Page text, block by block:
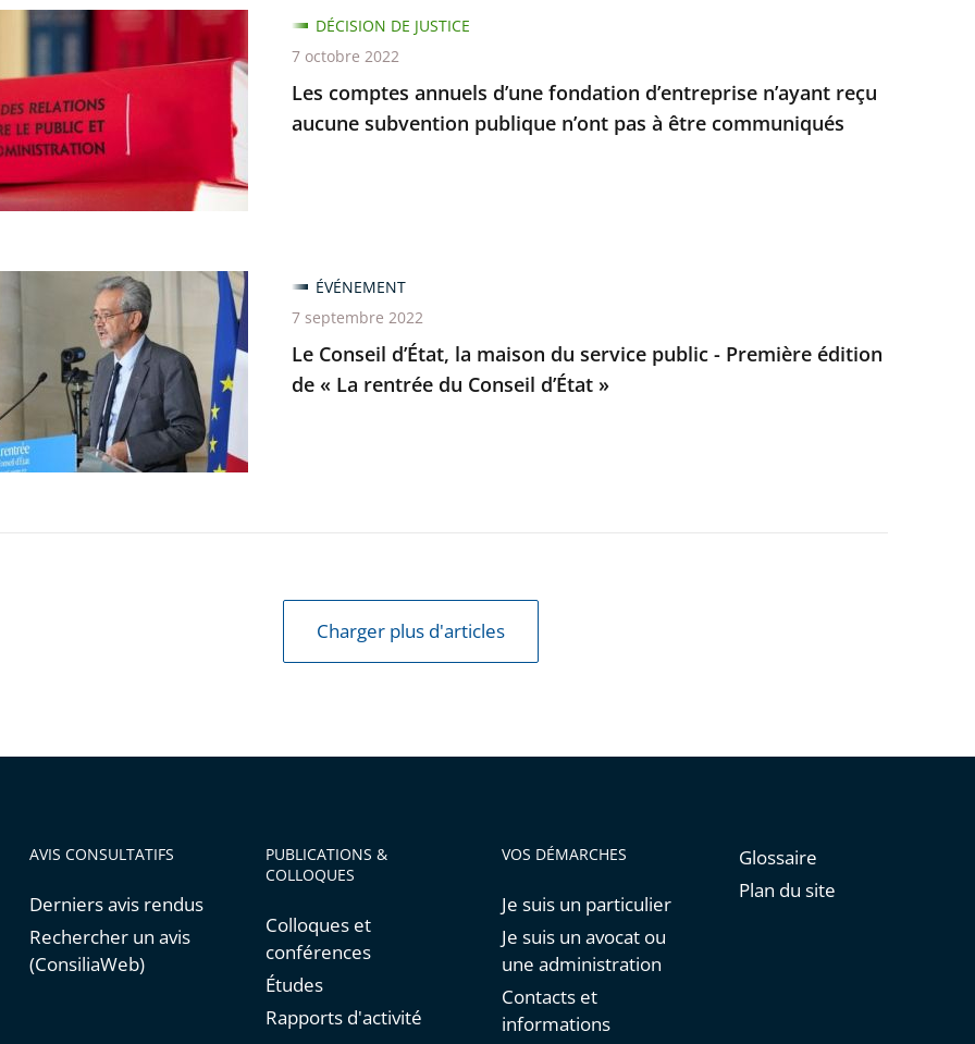
Les comptes annuels d’une fondation d’entreprise n’ayant reçu
aucune subvention publique n’ont pas à être communiqués
DÉCISION DE JUSTICE
7 octobre 2022
Le Conseil d’État, la maison du service public - Première édition
de « La rentrée du Conseil d’État »
ÉVÉNEMENT
7 septembre 2022
Charger plus d'articles
AVIS CONSULTATIFS
Derniers avis rendus
Rechercher un avis
(ConsiliaWeb)
PUBLICATIONS &
COLLOQUES
Colloques et
conférences
Études
Rapports d'activité
VOS DÉMARCHES
Je suis un particulier
Je suis un avocat ou
une administration
Contacts et
informations
Glossaire
Plan du site